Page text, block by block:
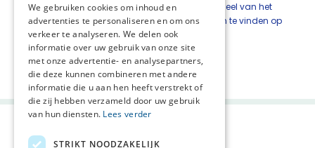
een besmettelijke ziekte. Deze module is onderdeel van het
Oog voor Naasten en Nabestaanden project en te vinden op
www.oogvoornaasten.nl.
Deel deze pagina:
We gebruiken cookies om inhoud en
advertenties te personaliseren en om ons
verkeer te analyseren. We delen ook
informatie over uw gebruik van onze site
met onze advertentie- en analysepartners,
die deze kunnen combineren met andere
informatie die u aan hen heeft verstrekt of
die zij hebben verzameld door uw gebruik
van hun diensten. Lees verder
STRIKT NOODZAKELIJK